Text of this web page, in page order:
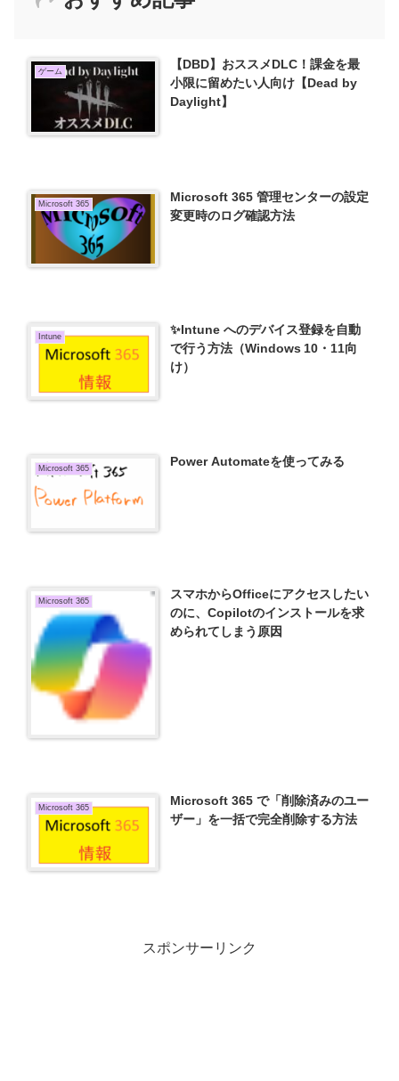
ゲーム
【DBD】おススメDLC！課金を最
小限に留めたい人向け【Dead by
Daylight】
Microsoft 365
Microsoft 365 管理センターの設定
変更時のログ確認方法
Intune
✨Intune へのデバイス登録を自動
で行う方法（Windows 10・11向
け）
Microsoft 365 Power Automateを使ってみる
Microsoft 365
スマホからOfficeにアクセスしたい
のに、Copilotのインストールを求
められてしまう原因
Microsoft 365
Microsoft 365 で「削除済みのユー
ザー」を一括で完全削除する方法
スポンサーリンク